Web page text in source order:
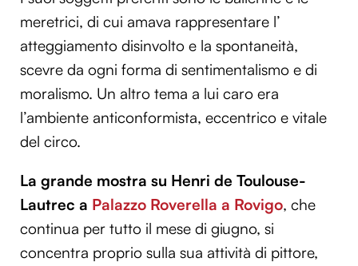
meretrici, di cui amava rappresentare l’
atteggiamento disinvolto e la spontaneità,
scevre da ogni forma di sentimentalismo e di
moralismo. Un altro tema a lui caro era
l’ambiente anticonformista, eccentrico e vitale
del circo.
La grande mostra su Henri de Toulouse-
Lautrec a Palazzo Roverella a Rovigo, che
continua per tutto il mese di giugno, si
concentra proprio sulla sua attività di pittore,